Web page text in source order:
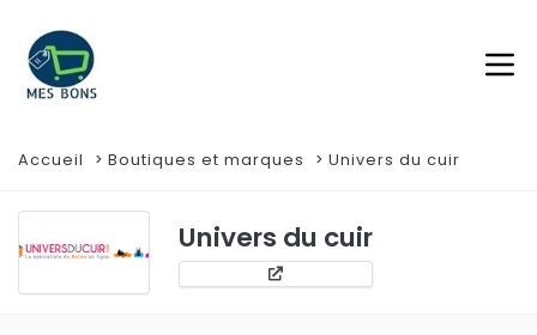
Accueil Boutiques et marques Univers du cuir
Univers du cuir